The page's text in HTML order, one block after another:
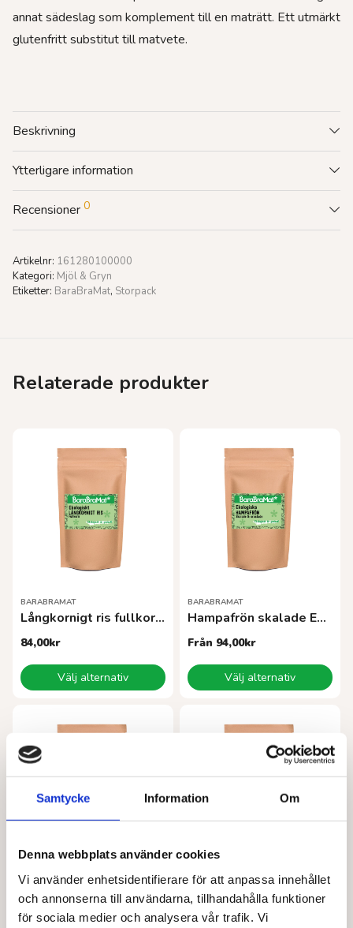
Samtycke Information Om
Denna webbplats använder cookies
Vi använder enhetsidentifierare för att anpassa innehållet
och annonserna till användarna, tillhandahålla funktioner
för sociala medier och analysera vår trafik. Vi
annat sädeslag som komplement till en maträtt. Ett utmärkt
glutenfritt substitut till matvete.
Beskrivning
Ytterligare information
Recensioner 0
Artikelnr: 161280100000
Kategori: Mjöl & Gryn
Etiketter: BaraBraMat, Storpack
Relaterade produkter
BARABRAMAT
Långkornigt ris fullkorn EKO
84,00kr
Välj alternativ
Den
här
varianter.
De
olika
alternativen
produktsidan
BARABRAMAT
Hampafrön skalade EKO
Från 94,00kr
Välj alternativ
Den
här
olika
alternativen
produktsidan
BARABRAMAT
Grönsaksbuljong med jäst EKO
Från53,00 kr
BARABRAMAT
Bovetepuffar EKO
Från41,00kr